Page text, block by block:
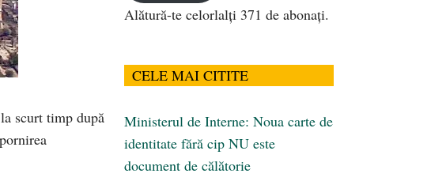
scurt timp după
Alătură-te celorlalți 371 de abonați.
CELE MAI CITITE
Ministerul de Interne: Noua carte de
identitate fără cip NU este
document de călătorie